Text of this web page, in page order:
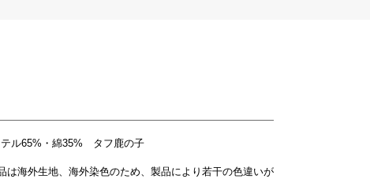
ル65%・綿35% タフ鹿の子
は海外生地、海外染色のため、製品により若干の色違いが